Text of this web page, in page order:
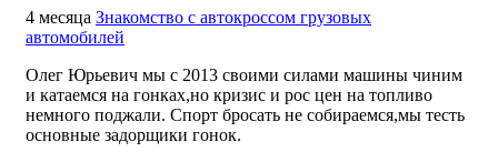
4 месяца Знакомство с автокроссом грузовых
автомобилей
Олег Юрьевич мы с 2013 своими силами машины чиним
и катаемся на гонках,но кризис и рос цен на топливо
немного поджали. Спорт бросать не собираемся,мы тесть
основные задорщики гонок.